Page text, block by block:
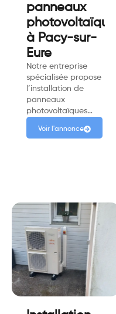
panneaux
photovoltaïques
à Pacy-sur-
Eure
Notre entreprise
spécialisée propose
l’installation de
panneaux
photovoltaïques…
Voir l'annonce